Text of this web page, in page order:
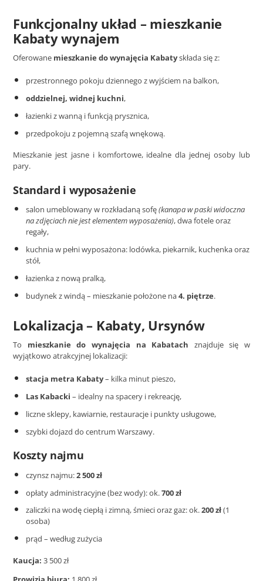
Funkcjonalny układ – mieszkanie
Kabaty wynajem
Oferowane mieszkanie do wynajęcia Kabatyskłada się z:
przestronnego pokoju dziennego z wyjściem na balkon,
oddzielnej, widnej kuchni,
łazienki z wanną i funkcją prysznica,
przedpokoju z pojemną szafą wnękową.
Mieszkanie jest jasne i komfortowe, idealne dla jednej osoby lub
pary.
Standard i wyposażenie
salon umeblowany w rozkładaną sofę(kanapa w paski widoczna
na zdjęciach nie jest elementem wyposażenia), dwa fotele oraz
regały,
kuchnia w pełni wyposażona: lodówka, piekarnik, kuchenka oraz
stół,
łazienka z nową pralką,
budynek z windą – mieszkanie położone na4. piętrze.
Lokalizacja – Kabaty, Ursynów
To mieszkanie do wynajęcia na Kabatach znajduje się w
wyjątkowo atrakcyjnej lokalizacji:
stacja metra Kabaty– kilka minut pieszo,
Las Kabacki – idealny na spacery i rekreację,
liczne sklepy, kawiarnie, restauracje i punkty usługowe,
szybki dojazd do centrum Warszawy.
Koszty najmu
czynsz najmu:2 500 zł
opłaty administracyjne (bez wody): ok.700 zł
zaliczki na wodę ciepłą i zimną, śmieci oraz gaz: ok.200 zł(1
osoba)
prąd – według zużycia
Kaucja: 3 500 zł